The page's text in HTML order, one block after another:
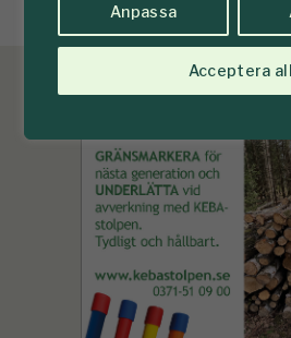
Anpassa
Acceptera